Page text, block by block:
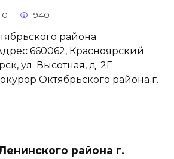
0 940
района
660062, Красноярский
ул. Высотная, д. 2Г
Октябрьского района г.
района г.